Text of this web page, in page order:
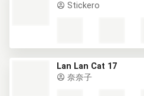
Stickero
Lan Lan Cat 17
奈奈子